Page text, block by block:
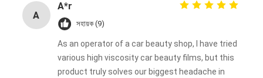
A
A*r
সহায়ক (9)
As an operator of a car beauty shop, I have tried
various high viscosity car beauty films, but this
product truly solves our biggest headache in